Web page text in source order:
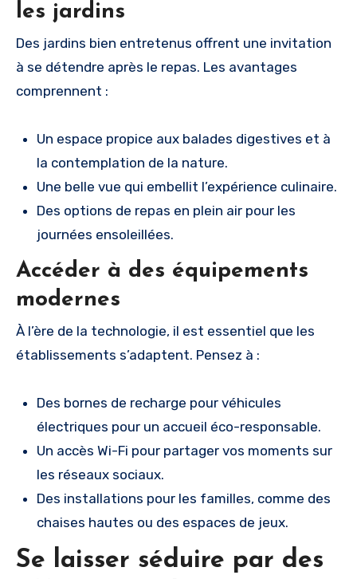
les jardins
Des jardins bien entretenus offrent une invitation
à se détendre après le repas. Les avantages
comprennent :
Un espace propice aux balades digestives et à
la contemplation de la nature.
Une belle vue qui embellit l’expérience culinaire.
Des options de repas en plein air pour les
journées ensoleillées.
Accéder à des équipements
modernes
À l’ère de la technologie, il est essentiel que les
établissements s’adaptent. Pensez à :
Des bornes de recharge pour véhicules
électriques pour un accueil éco-responsable.
Un accès Wi-Fi pour partager vos moments sur
les réseaux sociaux.
Des installations pour les familles, comme des
chaises hautes ou des espaces de jeux.
Se laisser séduire par des